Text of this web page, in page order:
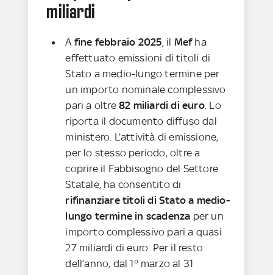
miliardi
A fine febbraio 2025, il Mef ha
effettuato emissioni di titoli di
Stato a medio-lungo termine per
un importo nominale complessivo
pari a oltre82 miliardi di euro. Lo
riporta il documento diffuso dal
ministero. L’attività di emissione,
per lo stesso periodo, oltre a
coprire il Fabbisogno del Settore
Statale, ha consentito di
rifinanziare titoli di Stato a medio-
lungo termine in scadenza per un
importo complessivo pari a quasi
27 miliardi di euro. Per il resto
dell’anno, dal 1° marzo al 31